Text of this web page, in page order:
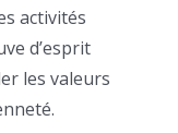
activités
d’esprit
les valeurs